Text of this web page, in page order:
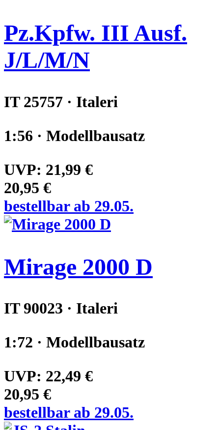
Pz.Kpfw. III Ausf.
J/L/M/N
IT 25757 · Italeri
1:56 · Modellbausatz
UVP: 21,99 €
20,95 €
bestellbar ab 29.05.
Mirage 2000 D
IT 90023 · Italeri
1:72 · Modellbausatz
UVP: 22,49 €
20,95 €
bestellbar ab 29.05.